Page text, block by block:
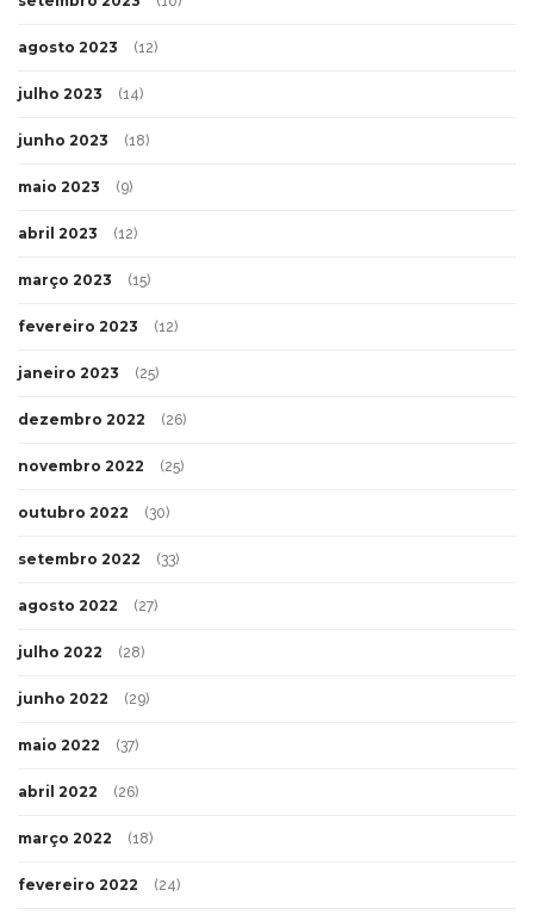
agosto 2023 (12)
julho 2023 (14)
junho 2023 (18)
maio 2023 (9)
abril 2023 (12)
março 2023 (15)
fevereiro 2023 (12)
janeiro 2023 (25)
dezembro 2022 (26)
novembro 2022 (25)
outubro 2022 (30)
setembro 2022 (33)
agosto 2022 (27)
julho 2022 (28)
junho 2022 (29)
maio 2022 (37)
abril 2022 (26)
março 2022 (18)
fevereiro 2022 (24)